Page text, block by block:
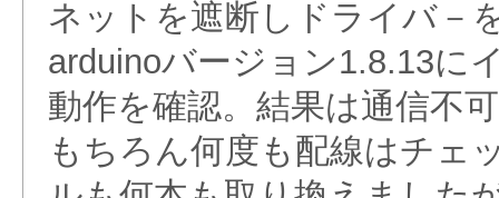
ネットを遮断しドライバ－
arduinoバージョン1.8.13に
動作を確認。結果は通信不
もちろん何度も配線はチェ